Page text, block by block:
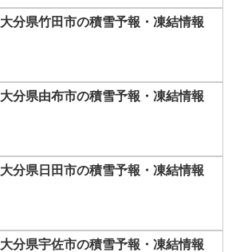
大分県竹田市の積雪予報・凍結情報
大分県由布市の積雪予報・凍結情報
大分県日田市の積雪予報・凍結情報
大分県宇佐市の積雪予報・凍結情報